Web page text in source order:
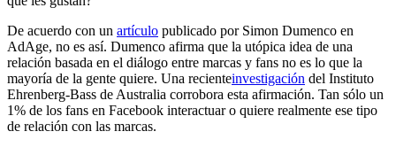
De acuerdo con un artículo publicado por Simon Dumenco en
AdAge, no es así. Dumenco afirma que la utópica idea de una
relación basada en el diálogo entre marcas y fans no es lo que la
mayoría de la gente quiere. Una recienteinvestigación del Instituto
Ehrenberg-Bass de Australia corrobora esta afirmación. Tan sólo un
1% de los fans en Facebook interactuar o quiere realmente ese tipo
de relación con las marcas.